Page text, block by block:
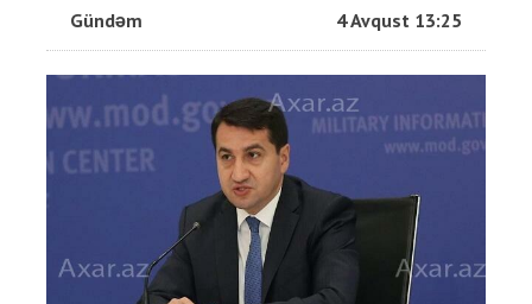
Gündəm 4 Avqust 13:25